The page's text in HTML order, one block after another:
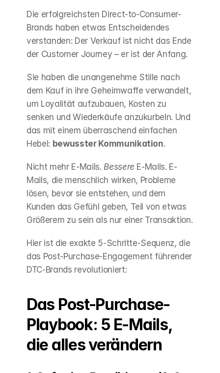
Die erfolgreichsten Direct-to-Consumer-
Brands haben etwas Entscheidendes
verstanden: Der Verkauf ist nicht das Ende
der Customer Journey – er ist der Anfang.
Sie haben die unangenehme Stille nach
dem Kauf in ihre Geheimwaffe verwandelt,
um Loyalität aufzubauen, Kosten zu
senken und Wiederkäufe anzukurbeln. Und
das mit einem überraschend einfachen
Hebel: bewusster Kommunikation.
Nicht mehr E-Mails. Bessere E-Mails. E-
Mails, die menschlich wirken, Probleme
lösen, bevor sie entstehen, und dem
Kunden das Gefühl geben, Teil von etwas
Größerem zu sein als nur einer Transaktion.
Hier ist die exakte 5-Schritte-Sequenz, die
das Post-Purchase-Engagement führender
DTC-Brands revolutioniert:
Das Post-Purchase-
Playbook: 5 E-Mails,
die alles verändern